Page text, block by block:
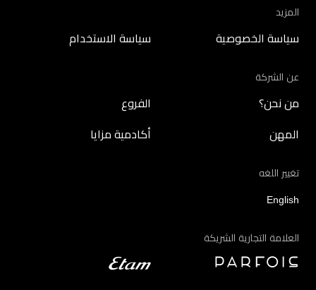
المزيد
سياسة الخصوصية سياسة الاستخدام
عن الشركة
من نحن؟ الفروع
المهن أكادمية مزايا
تغيير اللغه
English
العلامة التجارية الشريكة